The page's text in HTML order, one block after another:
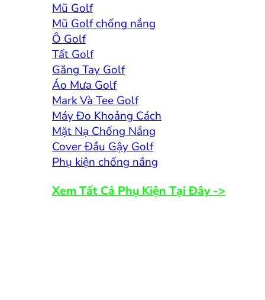
Mũ Golf
Mũ Golf chống nắng
Ô Golf
Tất Golf
Găng Tay Golf
Áo Mưa Golf
Mark Và Tee Golf
Máy Đo Khoảng Cách
Mặt Nạ Chống Nắng
Cover Đầu Gậy Golf
Phụ kiện chống nắng
Xem Tất Cả Phụ Kiện Tại Đây ->